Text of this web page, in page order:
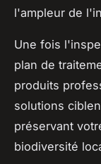
l'ampleur de
Une fois
plan de
produits
solutions
préservant
biodiversité